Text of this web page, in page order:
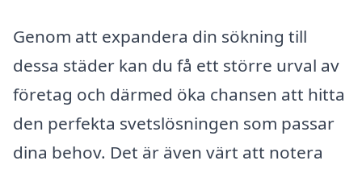
Genom att expandera din sökning till
dessa städer kan du få ett större urval av
företag och därmed öka chansen att hitta
den perfekta svetslösningen som passar
dina behov. Det är även värt att notera